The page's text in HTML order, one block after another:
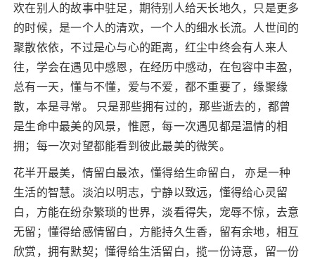
欢在别人的故事中驻足，期待别人给天长地久，只是更多
的时候，是一个人的清欢，一个人的细水长流。人世间的
聚散依依，不过是心与心的距离，红尘中终会有人来人
往，学会在遇见中感恩，在经历中感动，在包容中丰盈，
总有一天，懂与不懂，爱与不爱，都不重要了，缘聚缘
散，本是寻常。 只是那些拥有过的，那些逝去的，都曾
是生命中最美的风景，惟愿，每一次遇见都是温情的相
拥；每一次对望都能看到彼此最美的微笑。
花半开最美，情留白最浓，懂得给生命留白， 亦是一种
生活的智慧。淡泊以明志，宁静以致远，懂得给心灵留
白，方能在纷杂繁琐的世界，淡看得失，宠辱不惊，去意
无留；懂得给感情留白，方能持久生香，留有余地，相互
欣赏，拥有默契；懂得给生活留白，揽一份诗意，留一份